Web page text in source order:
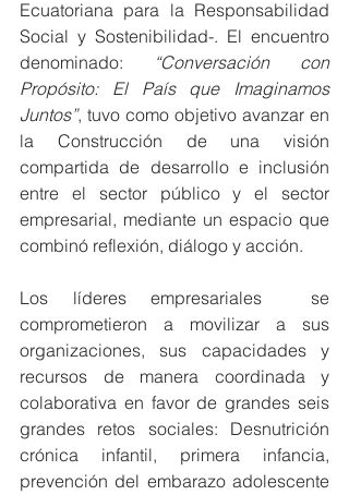
Ecuatoriana para la Responsabilidad
Social y Sostenibilidad-. El encuentro
denominado:
“Conversación con
Propósito: El País que Imaginamos
Juntos”, tuvo como objetivo avanzar en
la Construcción de una visión
compartida de desarrollo e inclusión
entre el sector público y el sector
empresarial, mediante un espacio que
combinó reflexión, diálogo y acción.
Los líderes empresariales  se
comprometieron a movilizar a sus
organizaciones, sus capacidades y
recursos de manera coordinada y
colaborativa en favor de grandes seis
grandes retos sociales: Desnutrición
crónica infantil, primera infancia,
prevención del embarazo adolescente